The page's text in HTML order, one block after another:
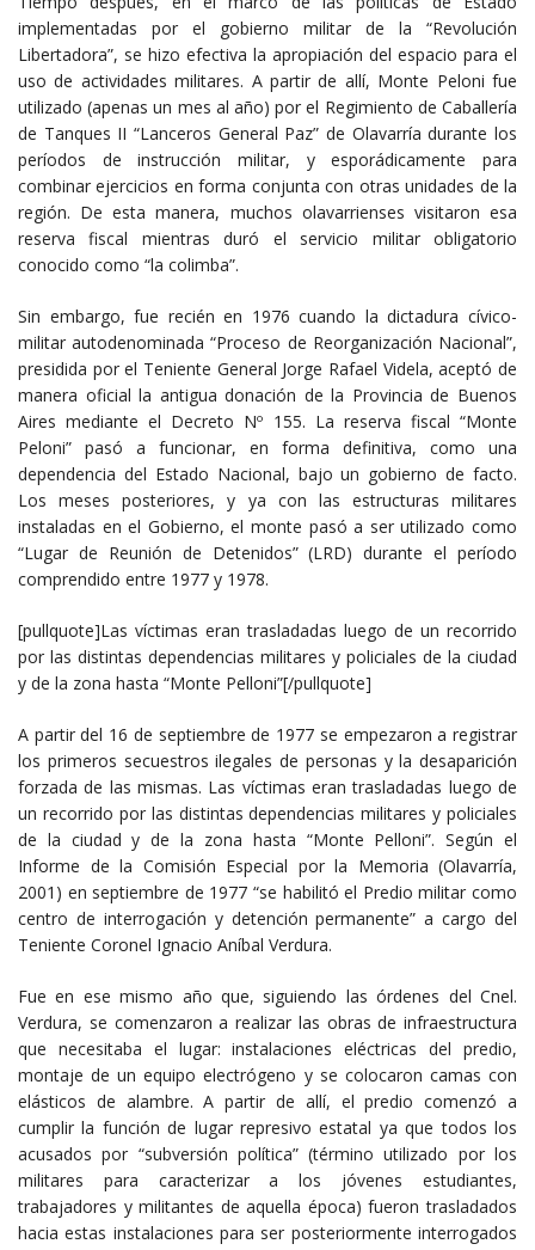
implementadas por el gobierno militar de la “Revolución
Libertadora”, se hizo efectiva la apropiación del espacio para el
uso de actividades militares. A partir de allí, Monte Peloni fue
utilizado (apenas un mes al año) por el Regimiento de Caballería
de Tanques II “Lanceros General Paz” de Olavarría durante los
períodos de instrucción militar, y esporádicamente para
combinar ejercicios en forma conjunta con otras unidades de la
región. De esta manera, muchos olavarrienses visitaron esa
reserva fiscal mientras duró el servicio militar obligatorio
conocido como “la colimba”.
Sin embargo, fue recién en 1976 cuando la dictadura cívico-
militar autodenominada “Proceso de Reorganización Nacional”,
presidida por el Teniente General Jorge Rafael Videla, aceptó de
manera oficial la antigua donación de la Provincia de Buenos
Aires mediante el Decreto Nº 155. La reserva fiscal “Monte
Peloni” pasó a funcionar, en forma definitiva, como una
dependencia del Estado Nacional, bajo un gobierno de facto.
Los meses posteriores, y ya con las estructuras militares
instaladas en el Gobierno, el monte pasó a ser utilizado como
“Lugar de Reunión de Detenidos” (LRD) durante el período
comprendido entre 1977 y 1978.
[pullquote]Las víctimas eran trasladadas luego de un recorrido
por las distintas dependencias militares y policiales de la ciudad
y de la zona hasta “Monte Pelloni”[/pullquote]
A partir del 16 de septiembre de 1977 se empezaron a registrar
los primeros secuestros ilegales de personas y la desaparición
forzada de las mismas. Las víctimas eran trasladadas luego de
un recorrido por las distintas dependencias militares y policiales
de la ciudad y de la zona hasta “Monte Pelloni”. Según el
Informe de la Comisión Especial por la Memoria (Olavarría,
2001) en septiembre de 1977 “se habilitó el Predio militar como
centro de interrogación y detención permanente” a cargo del
Teniente Coronel Ignacio Aníbal Verdura.
Fue en ese mismo año que, siguiendo las órdenes del Cnel.
Verdura, se comenzaron a realizar las obras de infraestructura
que necesitaba el lugar: instalaciones eléctricas del predio,
montaje de un equipo electrógeno y se colocaron camas con
elásticos de alambre. A partir de allí, el predio comenzó a
cumplir la función de lugar represivo estatal ya que todos los
acusados por “subversión política” (término utilizado por los
militares para caracterizar a los jóvenes estudiantes,
trabajadores y militantes de aquella época) fueron trasladados
hacia estas instalaciones para ser posteriormente interrogados